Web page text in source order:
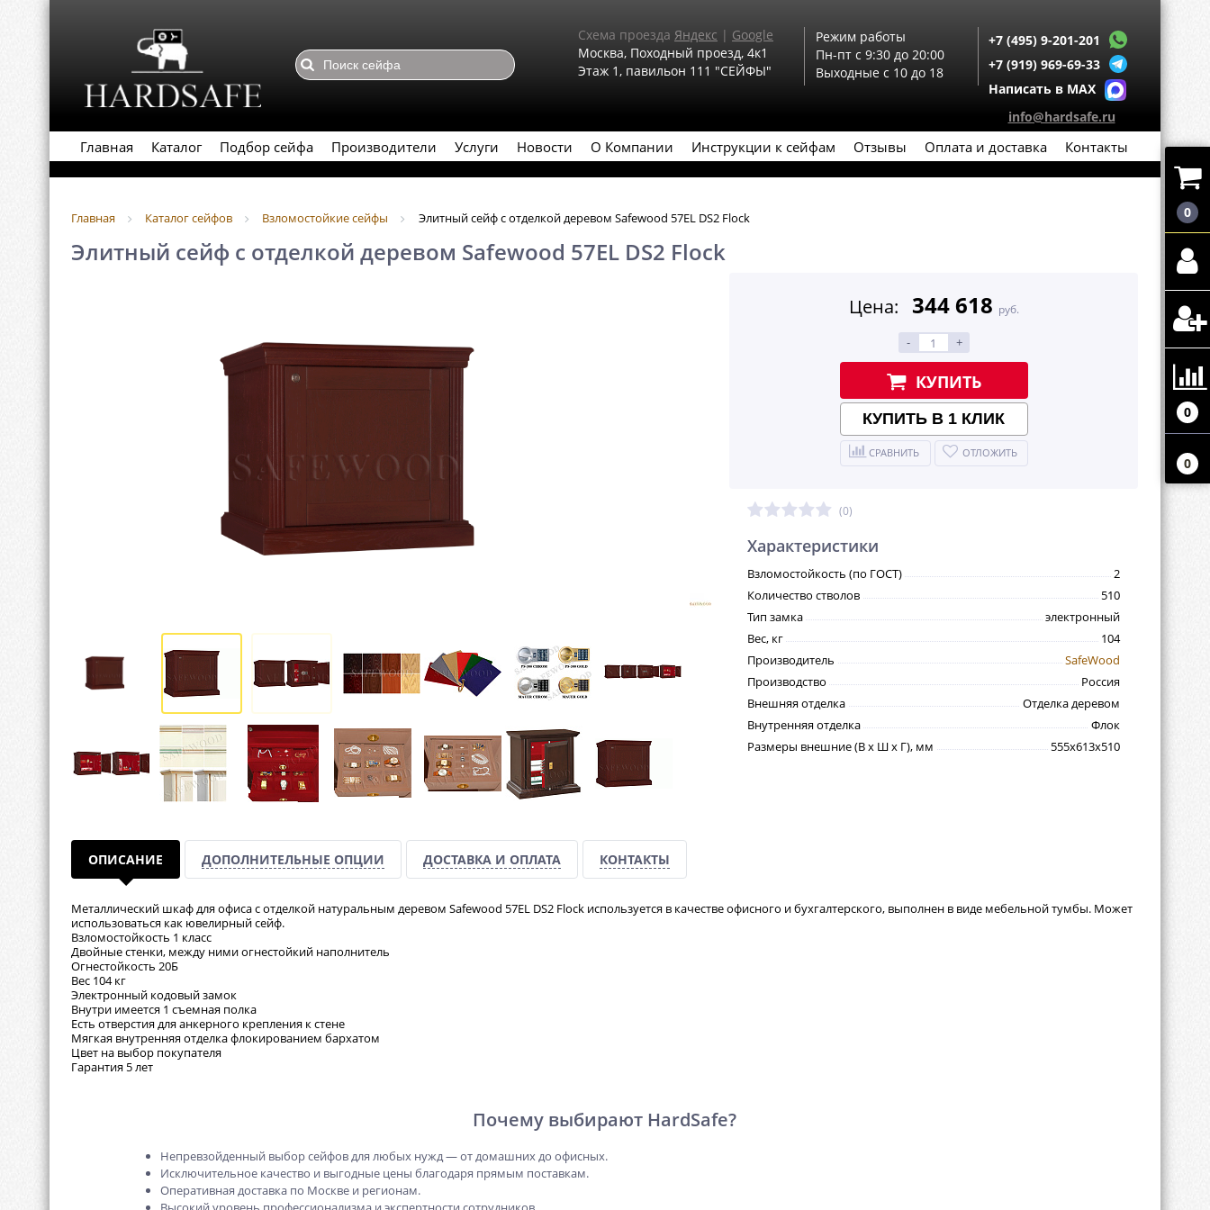
Схема проезда Яндекс | Google
Москва, Походный проезд, 4к1
Этаж 1, павильон 111 "СЕЙФЫ"
Режим работы
Пн-пт с 9:30 до 20:00
Выходные с 10 до 18
+7 (495) 9-201-201
+7 (919) 969-69-33
Написать в MAX
info@hardsafe.ru
Главная Каталог Подбор сейфа Производители Услуги Новости О Компании Инструкции к сейфам Отзывы Оплата и доставка Контакты
Главная Каталог сейфов Взломостойкие сейфы Элитный сейф с отделкой деревом Safewood 57EL DS2 Flock
Элитный сейф с отделкой деревом Safewood 57EL DS2 Flock
Цена: 344 618 руб.
- +
КУПИТЬ
КУПИТЬ В 1 КЛИК
СРАВНИТЬ ОТЛОЖИТЬ
(0)
Характеристики
Взломостойкость (по ГОСТ)
2
Количество стволов
510
Тип замка
электронный
Вес, кг
104
Производитель
SafeWood
Производство
Россия
Внешняя отделка
Отделка деревом
Внутренняя отделка
Флок
Размеры внешние (В х Ш х Г), мм
555х613х510
ОПИСАНИЕ ДОПОЛНИТЕЛЬНЫЕ ОПЦИИ ДОСТАВКА И ОПЛАТА КОНТАКТЫ
Металлический шкаф для офиса с отделкой натуральным деревом Safewood 57EL DS2 Flock используется в качестве офисного и бухгалтерского, выполнен в виде мебельной тумбы. Может
использоваться как ювелирный сейф.
Взломостойкость 1 класс
Двойные стенки, между ними огнестойкий наполнитель
Огнестойкость 20Б
Вес 104 кг
Электронный кодовый замок
Внутри имеется 1 съемная полка
Есть отверстия для анкерного крепления к стене
Мягкая внутренняя отделка флокированием бархатом
Цвет на выбор покупателя
Гарантия 5 лет
Почему выбирают HardSafe?
Непревзойденный выбор сейфов для любых нужд — от домашних до офисных.
Исключительное качество и выгодные цены благодаря прямым поставкам.
Оперативная доставка по Москве и регионам.
0
0
0